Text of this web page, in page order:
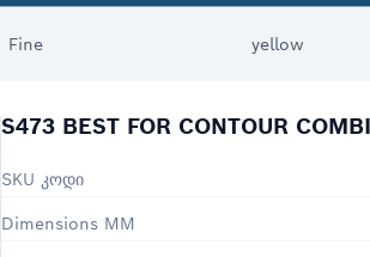
Fine yellow
S473 BEST FOR CONTOUR
SKU კოდი
Dimensions MM